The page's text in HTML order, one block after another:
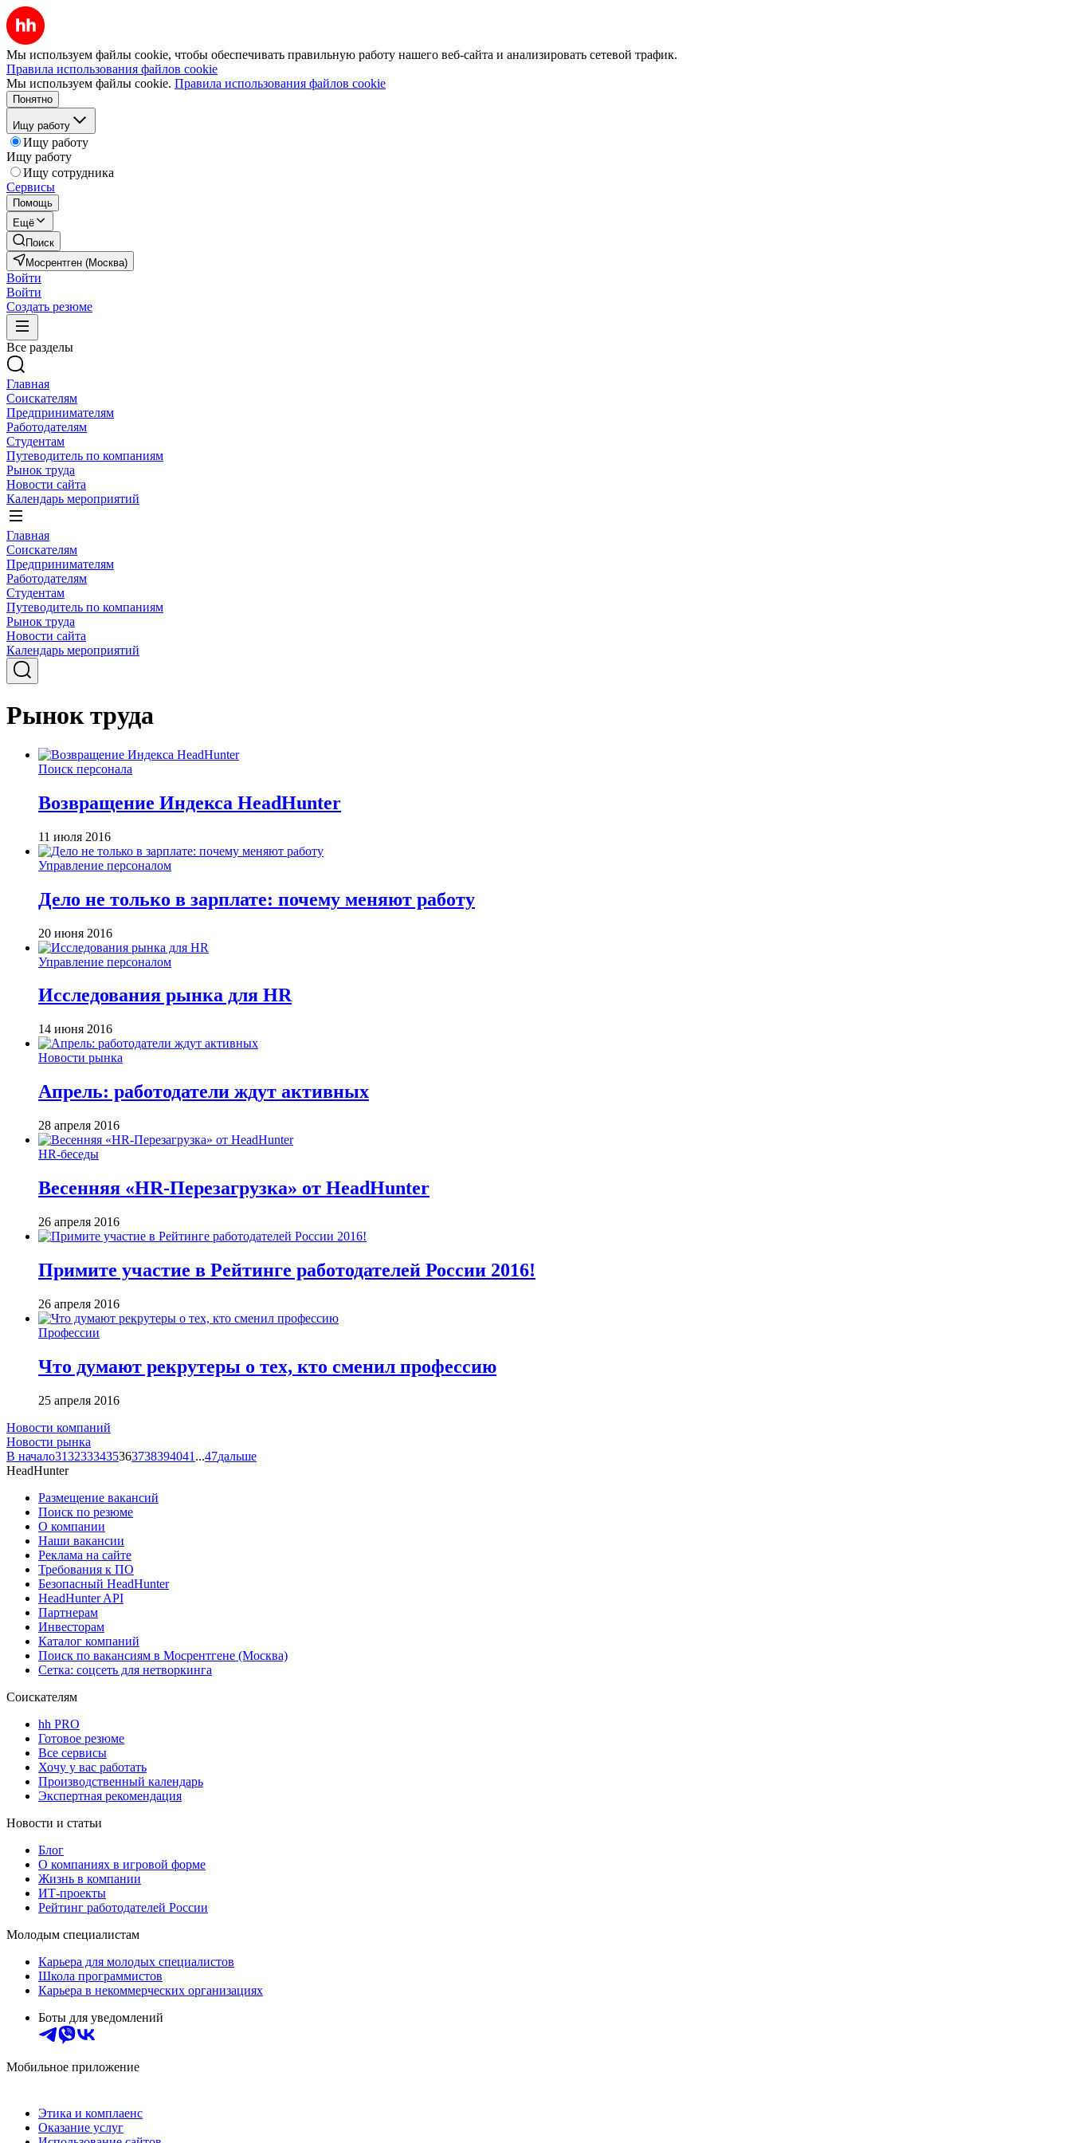
Мы используем файлы cookie, чтобы обеспечивать правильную работу нашего веб-сайта и анализировать сетевой трафик.
Правила использования файлов cookie
Мы используем файлы cookie. Правила использования файлов cookie
Понятно
Ищу работу
Ищу работу
Ищу работу
Ищу сотрудника
Сервисы
Помощь
Ещё
Поиск
Мосрентген (Москва)
Войти
Войти
Создать резюме
Все разделы
Главная
Соискателям
Предпринимателям
Работодателям
Студентам
Путеводитель по компаниям
Рынок труда
Новости сайта
Календарь мероприятий
Главная
Соискателям
Предпринимателям
Работодателям
Студентам
Путеводитель по компаниям
Рынок труда
Новости сайта
Календарь мероприятий
Рынок труда
Поиск персонала
Возвращение Индекса HeadHunter
11 июля 2016
Управление персоналом
Дело не только в зарплате: почему меняют работу
20 июня 2016
Управление персоналом
Исследования рынка для HR
14 июня 2016
Новости рынка
Апрель: работодатели ждут активных
28 апреля 2016
HR-беседы
Весенняя «HR-Перезагрузка» от HeadHunter
26 апреля 2016
Примите участие в Рейтинге работодателей России 2016!
26 апреля 2016
Профессии
Что думают рекрутеры о тех, кто сменил профессию
25 апреля 2016
Новости компаний
Новости рынка
В начало3132333435363738394041 ...47дальше
HeadHunter
Размещение вакансий
Поиск по резюме
О компании
Наши вакансии
Реклама на сайте
Требования к ПО
Безопасный HeadHunter
HeadHunter API
Партнерам
Инвесторам
Каталог компаний
Поиск по вакансиям в Мосрентгене (Москва)
Сетка: соцсеть для нетворкинга
Соискателям
hh PRO
Готовое резюме
Все сервисы
Хочу у вас работать
Производственный календарь
Экспертная рекомендация
Новости и статьи
Блог
О компаниях в игровой форме
Жизнь в компании
ИТ-проекты
Рейтинг работодателей России
Молодым специалистам
Карьера для молодых специалистов
Школа программистов
Карьера в некоммерческих организациях
Боты для уведомлений
Мобильное приложение
Этика и комплаенс
Оказание услуг